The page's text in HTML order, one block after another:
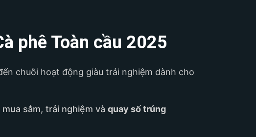
phê Toàn cầu 2025
chuỗi hoạt động giàu trải nghiệm dành cho
sắm, trải nghiệm và quay số trúng